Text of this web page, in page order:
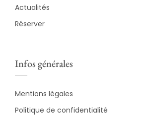
Actualités
Réserver
Infos générales
Mentions légales
Politique de confidentialité